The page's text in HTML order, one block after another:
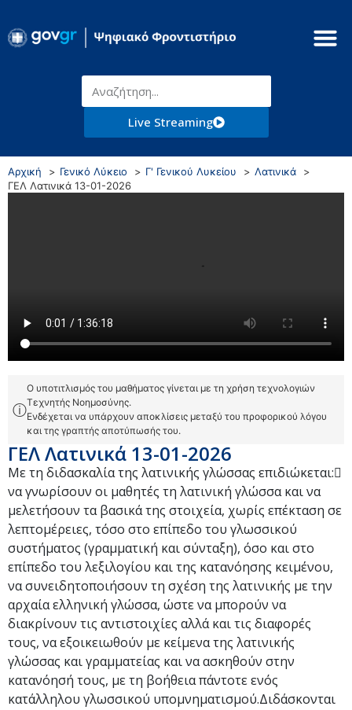
Live Streaming
Αρχική Γενικό Λύκειο Γ' Γενικού Λυκείου
Λατινικά
ΓΕΛ Λατινικά 13-01-2026
ⓘ
Ο υποτιτλισμός του μαθήματος γίνεται με τη χρήση τεχνολογιών
Τεχνητής Νοημοσύνης.
Ενδέχεται να υπάρχουν αποκλίσεις μεταξύ του προφορικού λόγου
και της γραπτής αποτύπωσής του.
ΓΕΛ Λατινικά 13-01-2026
Με τη διδασκαλία της λατινικής γλώσσας επιδιώκεται:
να γνωρίσουν οι μαθητές τη λατινική γλώσσα και να
μελετήσουν τα βασικά της στοιχεία, χωρίς επέκταση σε
λεπτομέρειες, τόσο στο επίπεδο του γλωσσικού
συστήματος (γραμματική και σύνταξη), όσο και στο
επίπεδο του λεξιλογίου και της κατανόησης κειμένου,
να συνειδητοποιήσουν τη σχέση της λατινικής με την
αρχαία ελληνική γλώσσα, ώστε να μπορούν να
διακρίνουν τις αντιστοιχίες αλλά και τις διαφορές
τους, να εξοικειωθούν με κείμενα της λατινικής
γλώσσας και γραμματείας και να ασκηθούν στην
κατανόησή τους, με τη βοήθεια πάντοτε ενός
κατάλληλου γλωσσικού υπομνηματισμού.Διδάσκονται